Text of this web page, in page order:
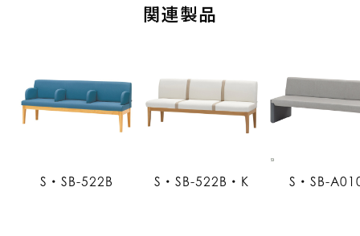
関連製品
S・SB-522B S・SB-522B・K S・SB-